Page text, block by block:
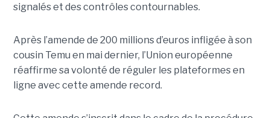
signalés et des contrôles contournables.
Après l’amende de 200 millions d’euros infligée à son
cousin Temu en mai dernier, l’Union européenne
réaffirme sa volonté de réguler les plateformes en
ligne avec cette amende record.